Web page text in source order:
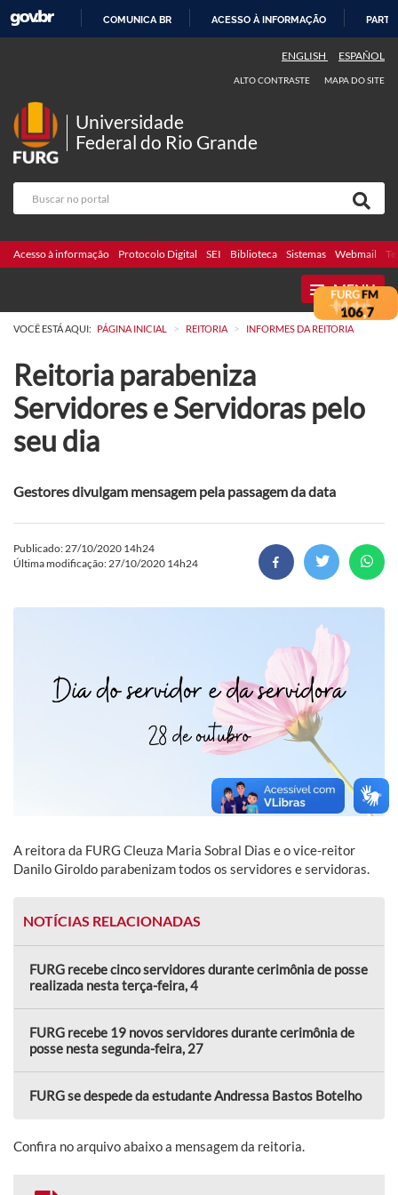
COMUNICA BR ACESSO À INFORMAÇÃO
ENGLISH ESPAÑOL
ALTO CONTRASTE MAPA DO SITE
Universidade
Federal do Rio Grande
Acesso à informação Protocolo Digital SEI Biblioteca Sistemas Webmail
MENU
VOCÊ ESTÁ AQUI: PÁGINA INICIAL > REITORIA > INFORMES DA REITORIA
Reitoria parabeniza
Servidores e Servidoras pelo
seu dia
Gestores divulgam mensagem pela passagem da data
Publicado: 27/10/2020 14h24
Última modificação: 27/10/2020 14h24
A reitora da FURG Cleuza Maria Sobral Dias e o vice-reitor
Danilo Giroldo parabenizam todos os servidores e servidoras.
NOTÍCIAS RELACIONADAS
FURG recebe cinco servidores durante cerimônia de posse
realizada nesta terça-feira, 4
FURG recebe 19 novos servidores durante cerimônia de
posse nesta segunda-feira, 27
FURG se despede da estudante Andressa Bastos Botelho
Confira no arquivo abaixo a mensagem da reitoria.